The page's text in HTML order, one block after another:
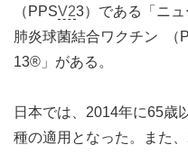
（PPSV23）である「ニ
肺炎球菌結合ワクチン （
13®」がある。
日本では、2014年に65歳
種の適用となった。また